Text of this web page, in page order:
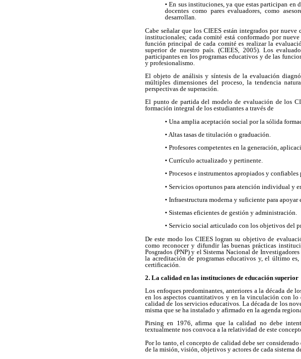
• En sus instituciones, ya que estas participan en
docentes como pares evaluadores, como
desarrollan.
Cabe señalar que los CIEES están integrados por
institucionales; cada comité está conformado por
función principal de cada comité es realizar la
superior de nuestro país. (CIEES, 2005). Los
participantes en los programas educativos y de las
y profesionalismo.
El objeto de análisis y síntesis de la evaluación
múltiples dimensiones del proceso, la tendencia
perspectivas de superación.
El punto de partida del modelo de evaluación de los
formación integral de los estudiantes a través de
• Una amplia aceptación social por la sólida
• Altas tasas de titulación o graduación.
• Profesores competentes en la generación,
• Currículo actualizado y pertinente.
• Procesos e instrumentos apropiados y
• Servicios oportunos para atención individual y
• Infraestructura moderna y suficiente para
• Sistemas eficientes de gestión y administración.
• Servicio social articulado con los objetivos del
De este modo los CIEES logran su objetivo de
como reconocer y difundir las buenas prácticas
Posgrados (PNP) y el Sistema Nacional de
la acreditación de programas educativos y, el último
certificación.
2. La calidad en las instituciones de educación superior
Los enfoques predominantes, anteriores a la década de
en los aspectos cuantitativos y en la vinculación con
calidad de los servicios educativos. La década de los
misma que se ha instalado y afirmado en la agenda
Pirsing en 1976, afirma que la calidad no debe
textualmente nos convoca a la relatividad de este
Por lo tanto, el concepto de calidad debe ser
de la misión, visión, objetivos y actores de cada sistema